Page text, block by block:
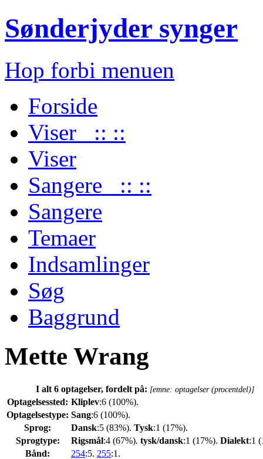
Sønderjyder synger
Hop forbi menuen
Forside
Viser :: ::
Viser
Sangere :: ::
Sangere
Temaer
Indsamlinger
Søg
Baggrund
Mette Wrang
I alt 6 optagelser, fordelt på: [emne: optagelser (procentdel)]
Optagelsessted: Kliplev:6 (100%).
Optagelsestype: Sang:6 (100%).
Sprog:
Dansk:5 (83%). Tysk:1 (17%).
Sprogtype:
Rigsmål:4 (67%). tysk/dansk:1 (17%). Dialekt:1
Bånd:
254:5. 255:1.